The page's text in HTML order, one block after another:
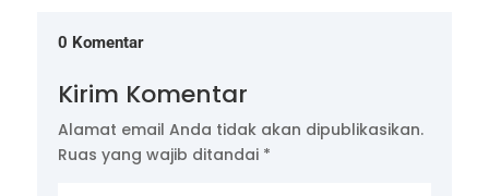
0 Komentar
Kirim Komentar
Alamat email Anda tidak akan dipublikasikan.
Ruas yang wajib ditandai *